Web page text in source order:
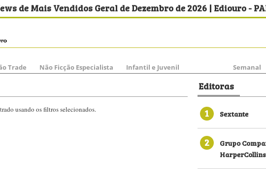
de Mais Vendidos Geral de Dezembro de 2026 | Ediouro -
Trade Não Ficção Especialista Infantil e Juvenil Semanal
usando os filtros selecionados.
Editoras
1 Sextante
2
Grupo